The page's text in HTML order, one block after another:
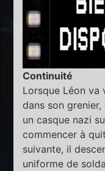
Continuité
Lorsque Léon va
dans son
un casque nazi
commencer à
suivante, il
uniforme de